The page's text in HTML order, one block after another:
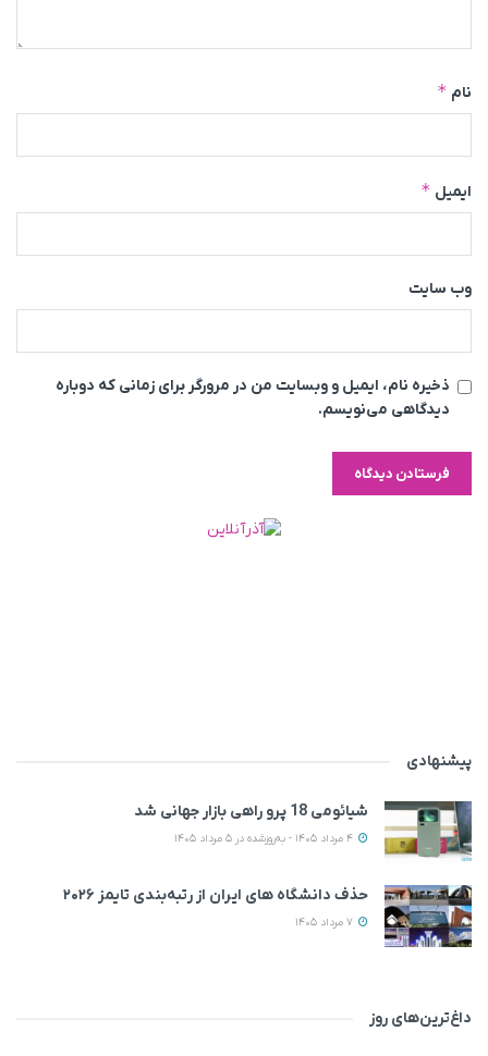
نام *
ایمیل *
وب‌ سایت
ذخیره نام، ایمیل و وبسایت من در مرورگر برای زمانی که دوباره
دیدگاهی می‌نویسم.
پیشنهادی
شیائومی 18 پرو راهی بازار جهانی شد
حذف دانشگاه های ایران از رتبه‌بندی تایمز ۲۰۲۶
داغ‌ترین‌های روز